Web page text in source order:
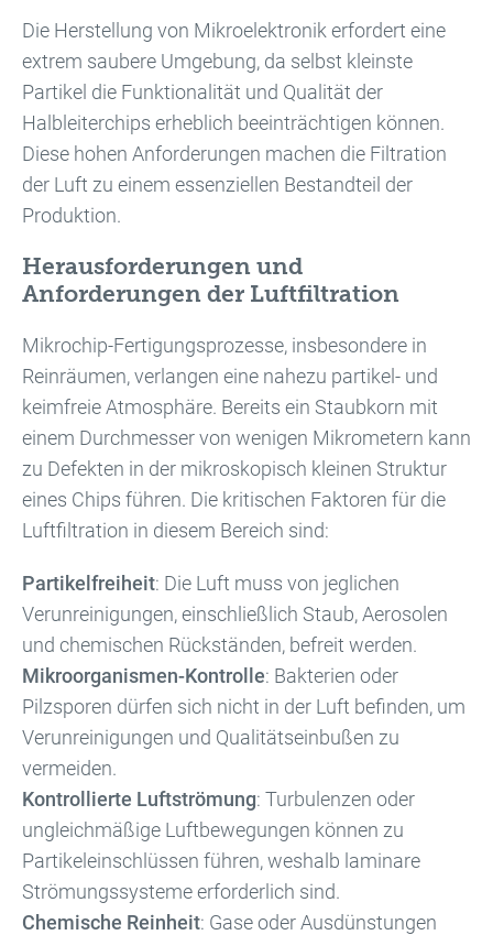
Die Herstellung von Mikroelektronik erfordert eine
extrem saubere Umgebung, da selbst kleinste
Partikel die Funktionalität und Qualität der
Halbleiterchips erheblich beeinträchtigen können.
Diese hohen Anforderungen machen die Filtration
der Luft zu einem essenziellen Bestandteil der
Produktion.
Herausforderungen und
Anforderungen der Luftfiltration
Mikrochip-Fertigungsprozesse, insbesondere in
Reinräumen, verlangen eine nahezu partikel- und
keimfreie Atmosphäre. Bereits ein Staubkorn mit
einem Durchmesser von wenigen Mikrometern kann
zu Defekten in der mikroskopisch kleinen Struktur
eines Chips führen. Die kritischen Faktoren für die
Luftfiltration in diesem Bereich sind:
Partikelfreiheit: Die Luft muss von jeglichen
Verunreinigungen, einschließlich Staub, Aerosolen
und chemischen Rückständen, befreit werden.
Mikroorganismen-Kontrolle: Bakterien oder
Pilzsporen dürfen sich nicht in der Luft befinden, um
Verunreinigungen und Qualitätseinbußen zu
vermeiden.
Kontrollierte Luftströmung: Turbulenzen oder
ungleichmäßige Luftbewegungen können zu
Partikeleinschlüssen führen, weshalb laminare
Strömungssysteme erforderlich sind.
Chemische Reinheit: Gase oder Ausdünstungen